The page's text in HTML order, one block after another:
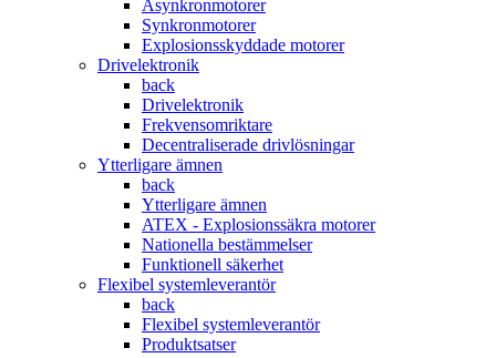
Asynkronmotorer
Synkronmotorer
Explosionsskyddade motorer
Drivelektronik
back
Drivelektronik
Frekvensomriktare
Decentraliserade drivlösningar
Ytterligare ämnen
back
Ytterligare ämnen
ATEX - Explosionssäkra motorer
Nationella bestämmelser
Funktionell säkerhet
Flexibel systemleverantör
back
Flexibel systemleverantör
Produktsatser